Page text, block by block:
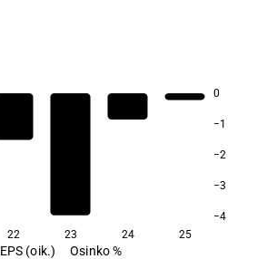
0
−1
−2
−3
−4
22 23 24 25
EPS (oik.) Osinko %